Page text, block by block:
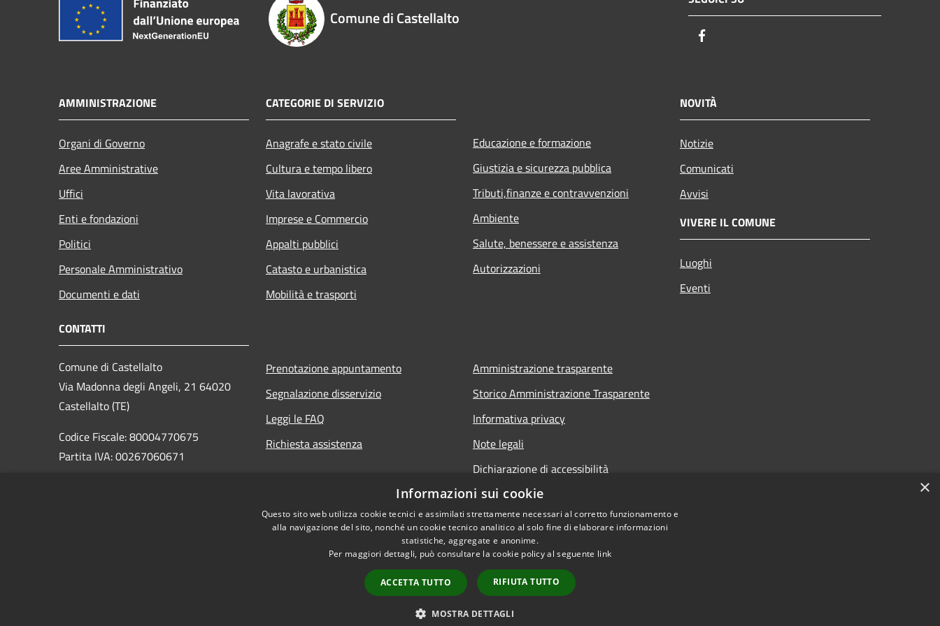
Comune di Castellalto
AMMINISTRAZIONE
Organi di Governo
Aree Amministrative
Uffici
Enti e fondazioni
Politici
Personale Amministrativo
Documenti e dati
CATEGORIE DI SERVIZIO
Anagrafe e stato civile
Cultura e tempo libero
Vita lavorativa
Imprese e Commercio
Appalti pubblici
Catasto e urbanistica
Mobilità e trasporti
Educazione e formazione
Giustizia e sicurezza pubblica
Tributi,finanze e contravvenzioni
Ambiente
Salute, benessere e assistenza
Autorizzazioni
NOVITÀ
Notizie
Comunicati
Avvisi
VIVERE IL COMUNE
Luoghi
Eventi
CONTATTI
Comune di Castellalto
Via Madonna degli Angeli, 21 64020
Castellalto (TE)
Codice Fiscale: 80004770675
Partita IVA: 00267060671
Prenotazione appuntamento
Segnalazione disservizio
Leggi le FAQ
Richiesta assistenza
Amministrazione trasparente
Storico Amministrazione Trasparente
Informativa privacy
Note legali
Dichiarazione di accessibilità
Copyright © 2026 • Comune di Castellalto • Powered by
×
Informazioni sui cookie
Questo sito web utilizza cookie tecnici e assimilati strettamente necessari al corretto funzionamento e
alla navigazione del sito, nonché un cookie tecnico analitico al solo fine di elaborare informazioni
statistiche, aggregate e anonime.
Per maggiori dettagli, può consultare la cookie policy al seguente link
ACCETTA TUTTO RIFIUTA TUTTO
MOSTRA DETTAGLI